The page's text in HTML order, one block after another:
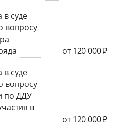
суде
вопросу
от 120 000 ₽
суде
вопросу
по ДДУ
в
от 120 000 ₽